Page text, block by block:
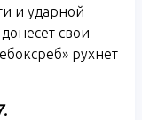
и ударной
свои
рухнет